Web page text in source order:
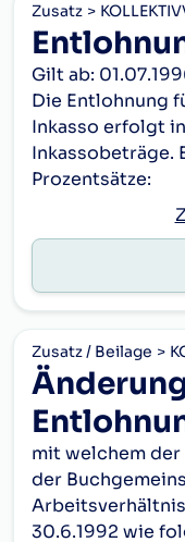
Zusatz
Gilt ab:
Die Entlohnung
Inkasso erfolgt
Inkassobeträge.
Prozentsätze:
Für die
Auszahlungen
Büchern,
Nebenartikeln
sowie für Mail-
bis S 300.--
14 % des
andere
ÄnderungenKV
Zusatz / Beilage
mit welchem
der
30.6.1992 wie